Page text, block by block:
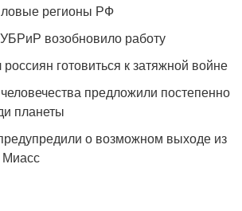
регионы РФ
возобновило работу
готовиться к затяжной войне
предложили постепенно
планеты
о возможном выходе из
Миасс